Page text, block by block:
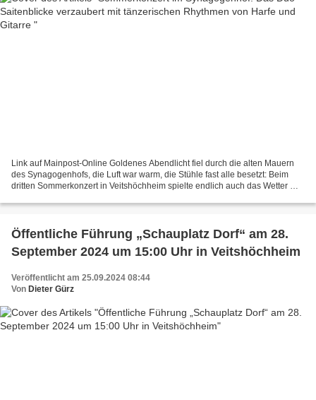
Link auf Mainpost-Online Goldenes Abendlicht fiel durch die alten Mauern
des Synagogenhofs, die Luft war warm, die Stühle fast alle besetzt: Beim
dritten Sommerkonzert in Veitshöchheim spielte endlich auch das Wetter mit.
Öffentliche Führung „Schauplatz Dorf“ am 28.
September 2024 um 15:00 Uhr in Veitshöchheim
Veröffentlicht am 25.09.2024 08:44
Von Dieter Gürz